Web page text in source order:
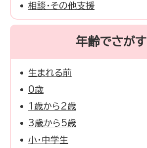
相談・その他支援
年齢でさがす
生まれる前
0歳
1歳から2歳
3歳から5歳
小・中学生